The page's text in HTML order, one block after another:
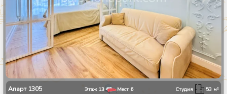
Апарт 1305 Этаж 13 Мест 6 Студия 53 м²